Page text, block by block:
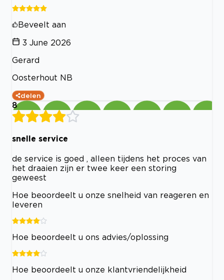
Beveelt aan
3 June 2026
Gerard
Oosterhout NB
delen
8
snelle service
de service is goed , alleen tijdens het proces van
het draaien zijn er twee keer een storing
geweest
Hoe beoordeelt u onze snelheid van reageren en
leveren
Hoe beoordeelt u ons advies/oplossing
Hoe beoordeelt u onze klantvriendelijkheid